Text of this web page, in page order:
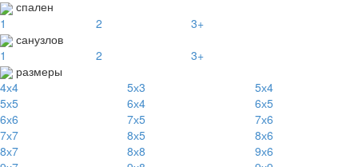
спален
1
2
3+
санузлов
1
2
3+
размеры
4х4
5х3
5х4
5х5
6х4
6х5
6х6
7х5
7х6
7х7
8х5
8х6
8х7
8х8
9х6